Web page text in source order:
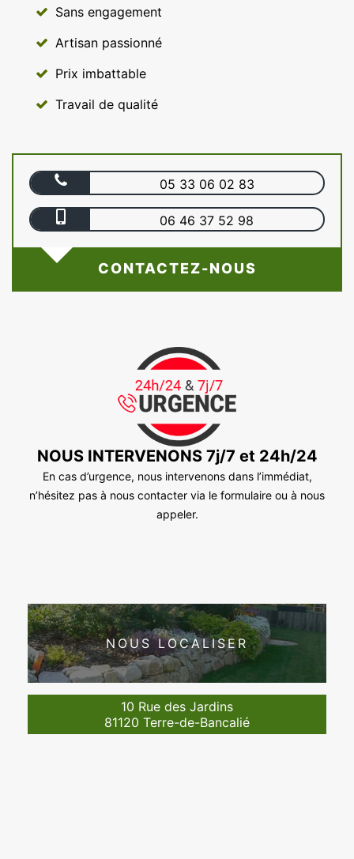
Sans engagement
Artisan passionné
Prix imbattable
Travail de qualité
05 33 06 02 83
06 46 37 52 98
CONTACTEZ-NOUS
NOUS INTERVENONS 7j/7 et 24h/24
En cas d’urgence, nous intervenons dans l’immédiat,
n’hésitez pas à nous contacter via le formulaire ou à nous
appeler.
NOUS LOCALISER
10 Rue des Jardins
81120 Terre-de-Bancalié